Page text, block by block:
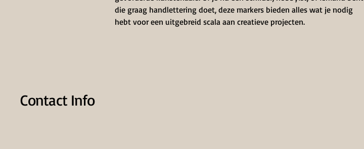
die graag handlettering doet, deze markers bieden alles wat je nodig
hebt voor een uitgebreid scala aan creatieve projecten.
Contact Info